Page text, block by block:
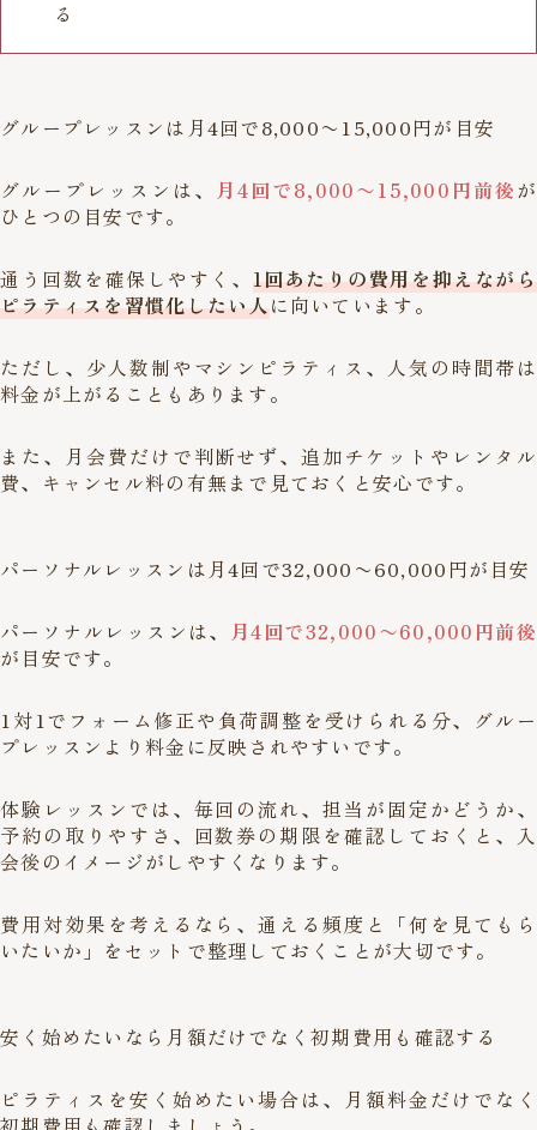
る
グループレッスンは月4回で8,000〜15,000円が目安
グループレッスンは、 月4回で8,000〜15,000円前後が
ひとつの目安です。
通う回数を確保しやすく、 1回あたりの費用を抑えながら
ピラティスを習慣化したい人に向いています。
ただし、少人数制やマシンピラティス、人気の時間帯は
料金が上がることもあります。
また、月会費だけで判断せず、追加チケットやレンタル
費、キャンセル料の有無まで見ておくと安心です。
パーソナルレッスンは月4回で32,000〜60,000円が目安
パーソナルレッスンは、 月4回で32,000〜60,000円前後
が目安です。
1対1でフォーム修正や負荷調整を受けられる分、グルー
プレッスンより料金に反映されやすいです。
体験レッスンでは、毎回の流れ、担当が固定かどうか、
予約の取りやすさ、回数券の期限を確認しておくと、入
会後のイメージがしやすくなります。
費用対効果を考えるなら、通える頻度と「何を見てもら
いたいか」をセットで整理しておくことが大切です。
安く始めたいなら月額だけでなく初期費用も確認する
ピラティスを安く始めたい場合は、月額料金だけでなく